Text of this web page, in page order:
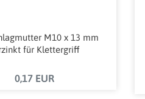
M10 x 13 mm
für Klettergriff
0,17 EUR